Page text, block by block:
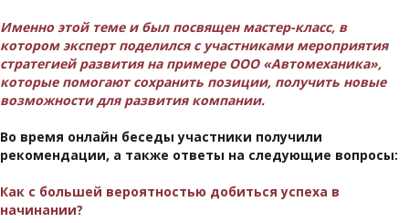
Именно этой теме и был посвящен мастер-класс, в
котором эксперт поделился с участниками мероприятия
стратегией развития на примере ООО «Автомеханика»,
которые помогают сохранить позиции, получить новые
возможности для развития компании.
Во время онлайн беседы участники получили
рекомендации, а также ответы на следующие вопросы:
Как с большей вероятностью добиться успеха в
начинании?